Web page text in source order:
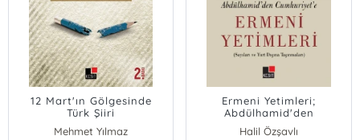
12 Mart'ın Gölgesinde
Türk Şiiri
Mehmet Yılmaz
Ermeni Yetimleri;
Abdülhamid'den
Cumhuriyet'e
Halil Özşavlı